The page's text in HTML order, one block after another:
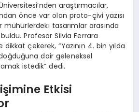
araştırmacılar,
önce var olan proto-çivi yazısı
mühürlerdeki tasarımlar arasında
Profesör Silvia Ferrara
çekerek, “Yazının 4. bin yılda
dair geleneksel
istedik” dedi.
Etkisi